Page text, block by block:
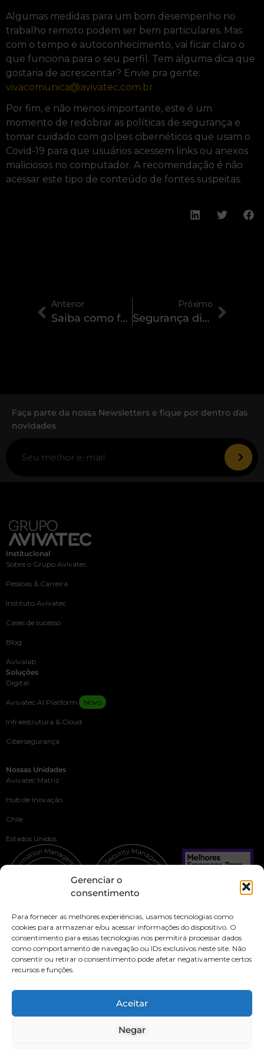
Gerenciar o
consentimento
Para fornecer as melhores experiências, usamos tecnologias como
cookies para armazenar e/ou acessar informações do dispositivo. O
consentimento para essas tecnologias nos permitirá processar dados
como comportamento de navegação ou IDs exclusivos neste site. Não
consentir ou retirar o consentimento pode afetar negativamente certos
recursos e funções.
Aceitar
Negar
Algumas medidas para um bom desempenho no
trabalho remoto podem ser bem particulares. Mas
com o tempo e autoconhecimento, vai ficar claro o
que funciona para o seu perfil. Tem alguma dica que
gostaria de acrescentar? Envie pra gente:
vivacomunica@avivatec.com.br
Por fim, e não menos importante, este é um
momento de redobrar as políticas de segurança e
tomar cuidado com golpes cibernéticos que usam o
Covid-19 para que usuários acessem links ou anexos
maliciosos no computador. A recomendação é não
acessar este tipo de conteúdo de fontes suspeitas.
Anterior
Saiba como fazer a organização de dados na sua empresa
Próximo
Segurança digital: como se proteger no ambiente virtual
Faça parte da nossa Newsletters e fique por dentro das
novidades
Institucional
Sobre o Grupo Avivatec
Pessoas & Carreira
Instituto Avivatec
Cases de sucesso
Blog
Avivalab
Soluções
Digital
Avivatec AI Platform Novo
Infraestrutura & Cloud
Cibersegurança
Nossas Unidades
Avivatec Matriz
Hub de Inovação
Chile
Estados Unidos
Política de segurança
Canal de transparência